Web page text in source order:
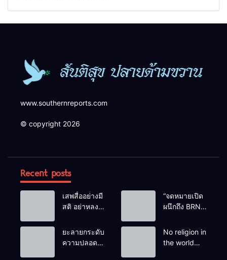
www.southernreports.com
© copyright 2026
Recent posts
เสพสื่ออย่างมี
สติ อย่าหลง
“จดหมายเปิด
ผนึกถึง BRN”
หยดน้ำตาของ
ครอบครัวครู
ฟาตีเม๊าะ
ยะลายกระดับ
ความปลอดภัย
No religion in
the world